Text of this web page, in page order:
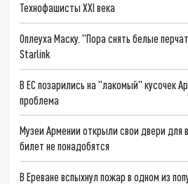
Технофашисты XXI века
Оплеуха Маску. "Пора снять белые
Starlink
В ЕС позарились на "лакомый" кусочек
проблема
Музеи Армении открыли свои двери для
билет не понадобятся
В Ереване вспыхнул пожар в одном из